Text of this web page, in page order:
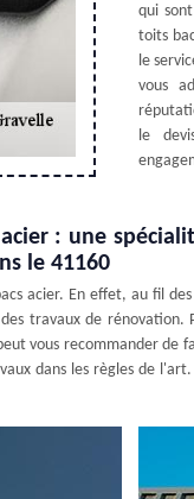
qui
toits
le
vous
le
: une
le 41160
acier. En effet, au fil
travaux de
vous recommander de
dans les règles de